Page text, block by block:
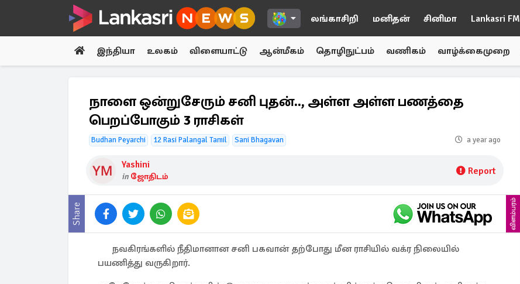
லங்காசிறி மனிதன் சினிமா Lankasri FM
இந்தியா உலகம் விளையாட்டு ஆன்மீகம் தொழிநுட்பம் வணிகம் வாழ்க்கைமுறை
நாளை ஒன்றுசேரும் சனி புதன்.., அள்ள அள்ள பணத்தை
பெறப்போகும் 3 ராசிகள்
Budhan Peyarchi 12 Rasi Palangal Tamil Sani Bhagavan a year ago
Yashini
in ஜோதிடம் Report
Share விளம்பரம்
நவகிரங்களில் நீதிமானான சனி பகவான் தற்போது மீன ராசியில் வக்ர நிலையில்
பயணித்து வருகிறார்.